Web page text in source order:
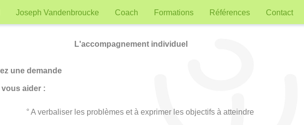
Joseph Vandenbroucke Coach Formations Références Contact
L'accompagnement individuel
une demande
aider :
° A verbaliser les problèmes et à exprimer les objectifs à atteindre